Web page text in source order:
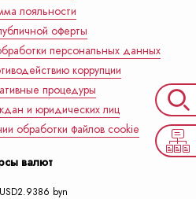
лояльности
оферты
персональных данных
коррупции
процедуры
и юридических лиц
обработки файлов cookie
валют
USD2.9386 byn